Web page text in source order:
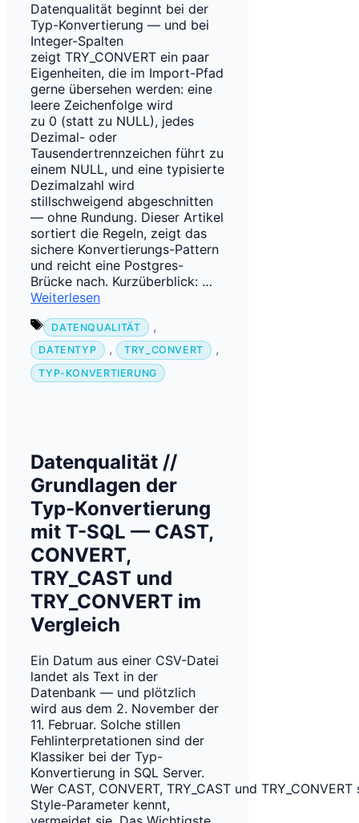
Datenqualität beginnt bei der
Typ-Konvertierung — und bei
Integer-Spalten
zeigt TRY_CONVERT ein paar
Eigenheiten, die im Import-Pfad
gerne übersehen werden: eine
leere Zeichenfolge wird
zu 0 (statt zu NULL), jedes
Dezimal- oder
Tausendertrennzeichen führt zu
einem NULL, und eine typisierte
Dezimalzahl wird
stillschweigend abgeschnitten
— ohne Rundung. Dieser Artikel
sortiert die Regeln, zeigt das
sichere Konvertierungs-Pattern
und reicht eine Postgres-
Brücke nach. Kurzüberblick: …
Weiterlesen
Schlagwörter
DATENQUALITÄT ,
DATENTYP , TRY_CONVERT ,
TYP-KONVERTIERUNG
Datenqualität //
Grundlagen der
Typ-Konvertierung
mit T-SQL — CAST,
CONVERT,
TRY_CAST und
TRY_CONVERT im
Vergleich
Ein Datum aus einer CSV-Datei
landet als Text in der
Datenbank — und plötzlich
wird aus dem 2. November der
11. Februar. Solche stillen
Fehlinterpretationen sind der
Klassiker bei der Typ-
Konvertierung in SQL Server.
Wer CAST, CONVERT, TRY_CAST und TRY_CONVERT
Style-Parameter kennt,